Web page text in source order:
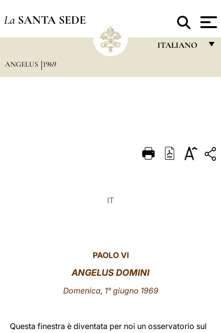
La SANTA SEDE
ITALIANO
DEUTSCH
ANGELUS 1969
IT
PAOLO VI
ANGELUS DOMINI
Domenica, 1° giugno 1969
Questa finestra è diventata per noi un osservatorio sul